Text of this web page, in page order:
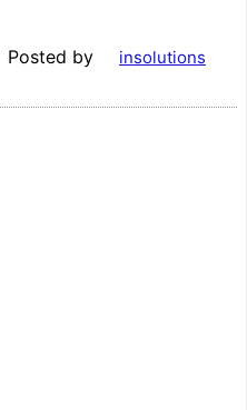
Posted by insolutions